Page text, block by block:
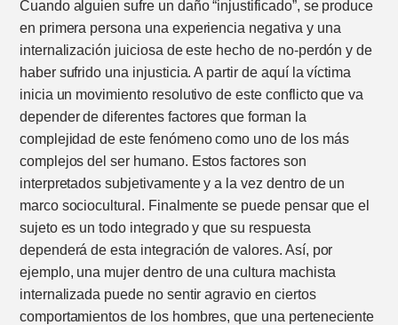
Cuando alguien sufre un daño “injustificado”, se produce
en primera persona una experiencia negativa y una
internalización juiciosa de este hecho de no-perdón y de
haber sufrido una injusticia. A partir de aquí la víctima
inicia un movimiento resolutivo de este conflicto que va
depender de diferentes factores que forman la
complejidad de este fenómeno como uno de los más
complejos del ser humano. Estos factores son
interpretados subjetivamente y a la vez dentro de un
marco sociocultural. Finalmente se puede pensar que el
sujeto es un todo integrado y que su respuesta
dependerá de esta integración de valores. Así, por
ejemplo, una mujer dentro de una cultura machista
internalizada puede no sentir agravio en ciertos
comportamientos de los hombres, que una perteneciente